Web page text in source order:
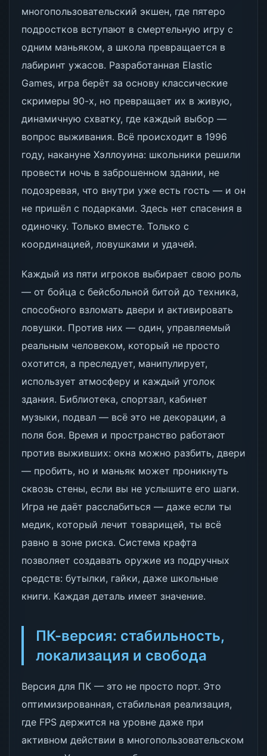
многопользовательский экшен, где пятеро
подростков вступают в смертельную игру с
одним маньяком, а школа превращается в
лабиринт ужасов. Разработанная Elastic
Games, игра берёт за основу классические
скримеры 90-х, но превращает их в живую,
динамичную схватку, где каждый выбор —
вопрос выживания. Всё происходит в 1996
году, накануне Хэллоуина: школьники решили
провести ночь в заброшенном здании, не
подозревая, что внутри уже есть гость — и он
не пришёл с подарками. Здесь нет спасения в
одиночку. Только вместе. Только с
координацией, ловушками и удачей.
Каждый из пяти игроков выбирает свою роль
— от бойца с бейсбольной битой до техника,
способного взломать двери и активировать
ловушки. Против них — один, управляемый
реальным человеком, который не просто
охотится, а преследует, манипулирует,
использует атмосферу и каждый уголок
здания. Библиотека, спортзал, кабинет
музыки, подвал — всё это не декорации, а
поля боя. Время и пространство работают
против выживших: окна можно разбить, двери
— пробить, но и маньяк может проникнуть
сквозь стены, если вы не услышите его шаги.
Игра не даёт расслабиться — даже если ты
медик, который лечит товарищей, ты всё
равно в зоне риска. Система крафта
позволяет создавать оружие из подручных
средств: бутылки, гайки, даже школьные
книги. Каждая деталь имеет значение.
ПК-версия: стабильность,
локализация и свобода
Версия для ПК — это не просто порт. Это
оптимизированная, стабильная реализация,
где FPS держится на уровне даже при
активном действии в многопользовательском